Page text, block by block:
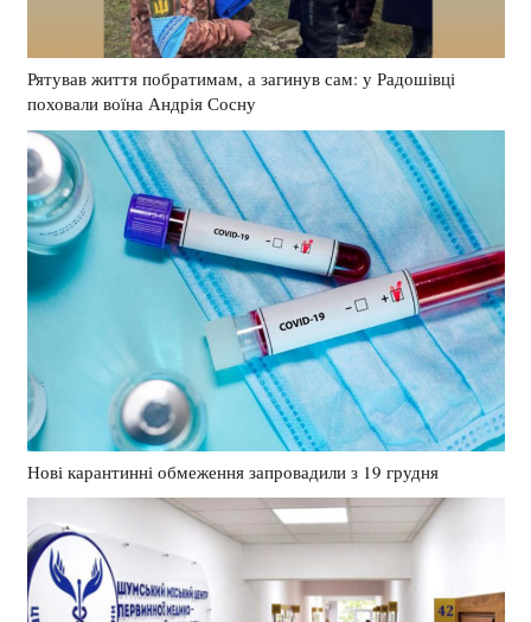
Рятував життя побратимам, а загинув сам: у Радошівці
поховали воїна Андрія Сосну
Нові карантинні обмеження запровадили з 19 грудня